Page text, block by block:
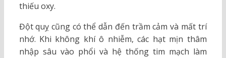
thiếu oxy.
Đột quỵ cũng có thể dẫn đến trầm cảm và mất trí
nhớ. Khi không khí ô nhiễm, các hạt mịn thâm
nhập sâu vào phổi và hệ thống tim mạch làm